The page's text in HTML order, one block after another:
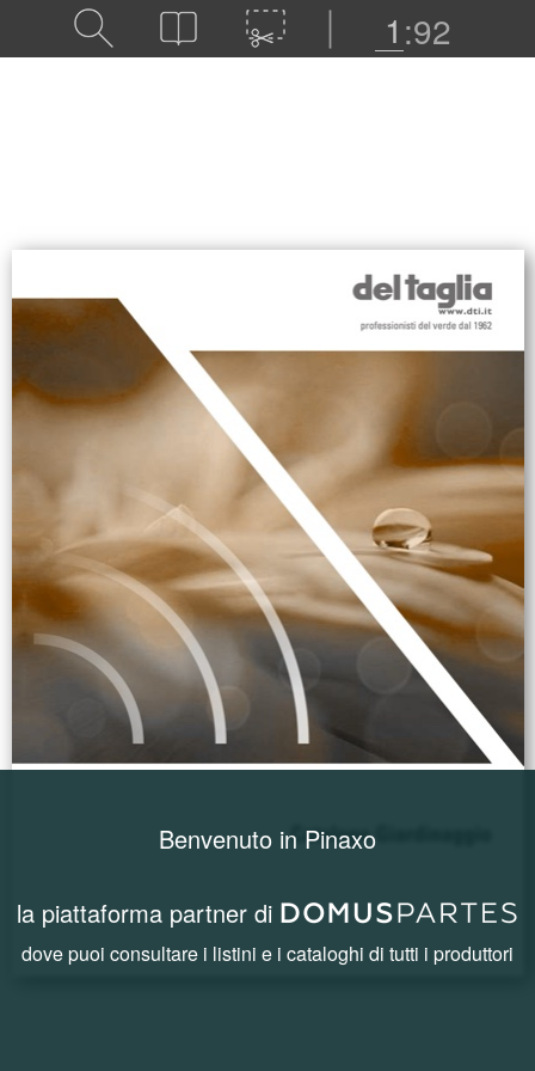
Benvenuto in Pinaxo
la piattaforma partner di
dove puoi consultare i listini e i cataloghi di tutti i produttori